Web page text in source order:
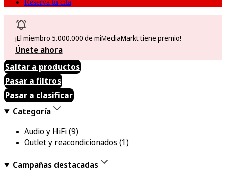
Reserva tu cita
¡El miembro 5.000.000 de miMediaMarkt tiene premio!
Únete ahora
Saltar a productos
Pasar a filtros
Pasar a clasificar
Categoría
Audio y HiFi(9)
Outlet y reacondicionados (1)
Campañas destacadas